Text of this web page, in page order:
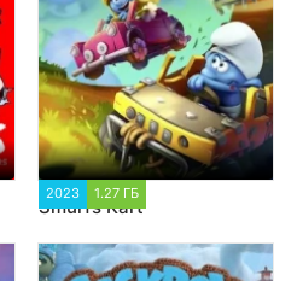
2023 1.27 ГБ
Smurfs Kart